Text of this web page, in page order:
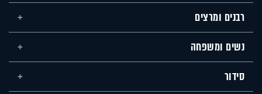
רבנים ומרצים
נשים ומשפחה
סידור